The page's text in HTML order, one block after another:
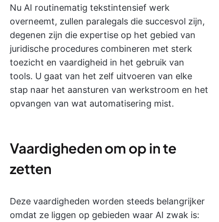
Nu AI routinematig tekstintensief werk
overneemt, zullen paralegals die succesvol zijn,
degenen zijn die expertise op het gebied van
juridische procedures combineren met sterk
toezicht en vaardigheid in het gebruik van
tools. U gaat van het zelf uitvoeren van elke
stap naar het aansturen van werkstroom en het
opvangen van wat automatisering mist.
Vaardigheden om op in te
zetten
Deze vaardigheden worden steeds belangrijker
omdat ze liggen op gebieden waar AI zwak is: